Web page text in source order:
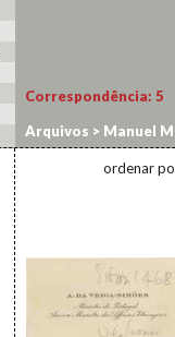
Correspondência: 5
Arquivos > Manuel
ordenar